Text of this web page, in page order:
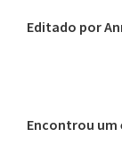
Editado por
Encontrou um